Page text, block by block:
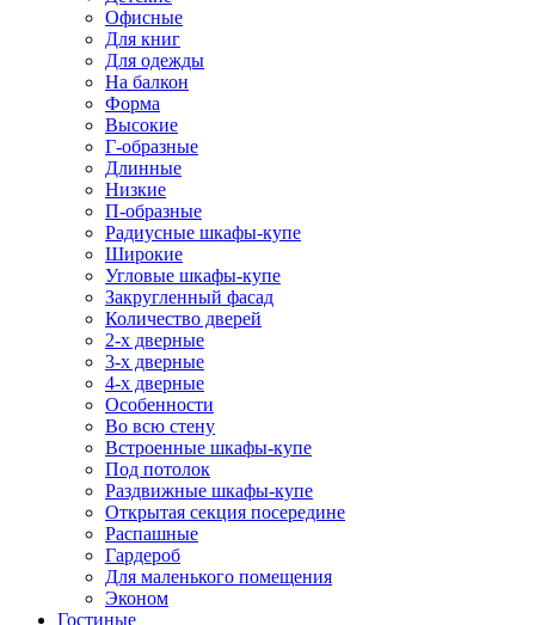
Офисные
Для книг
Для одежды
На балкон
Форма
Высокие
Г-образные
Длинные
Низкие
П-образные
Радиусные шкафы-купе
Широкие
Угловые шкафы-купе
Закругленный фасад
Количество дверей
2-х дверные
3-х дверные
4-х дверные
Особенности
Во всю стену
Встроенные шкафы-купе
Под потолок
Раздвижные шкафы-купе
Открытая секция посередине
Распашные
Гардероб
Для маленького помещения
Эконом
Гостиные